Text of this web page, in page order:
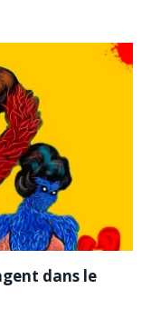
dans le